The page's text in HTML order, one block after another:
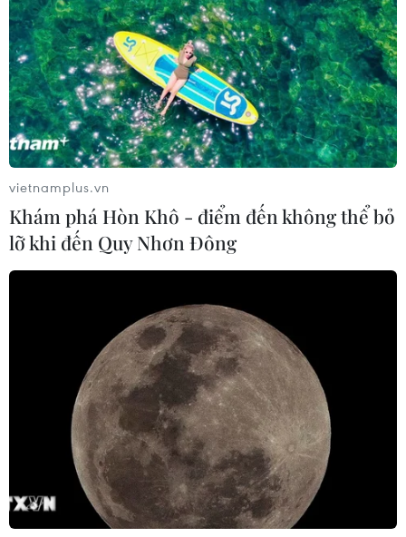
vietnamplus.vn
Khám phá Hòn Khô - điểm đến không thể bỏ
lỡ khi đến Quy Nhơn Đông